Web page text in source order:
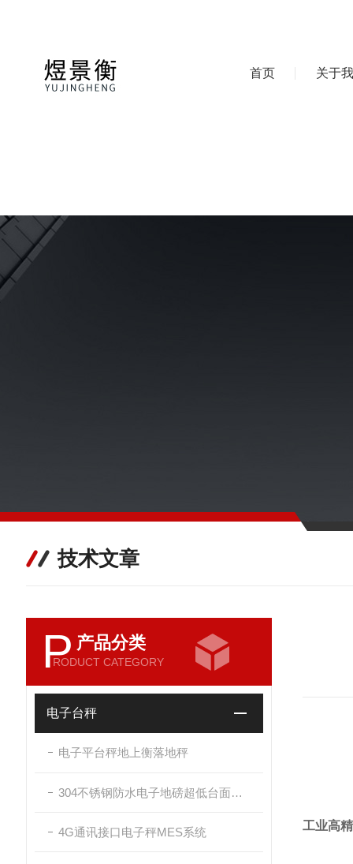
首页 关于
技术文章
P 产品分类
RODUCT CATEGORY
电子台秤
电子平台秤地上衡落地秤
304不锈钢防水电子地磅超低台面带斜坡
4G通讯接口电子秤MES系统 工业高